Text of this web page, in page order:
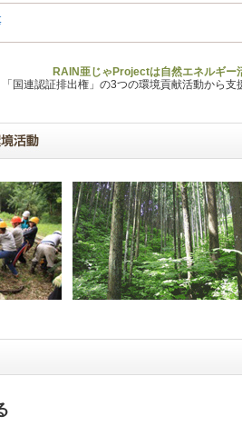
RAIN亜じゃProjectは自然エネルギー
国連認証排出権」の3つの環境貢献活動から支